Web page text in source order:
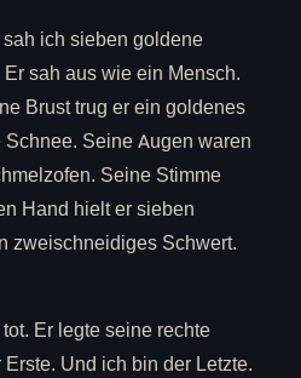
ich sieben goldene
sah aus wie ein Mensch.
Brust trug er ein goldenes
Seine Augen waren
Seine Stimme
Hand hielt er sieben
zweischneidiges Schwert.
Er legte seine rechte
Und ich bin der Letzte.